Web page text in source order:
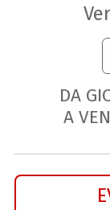
DA
A